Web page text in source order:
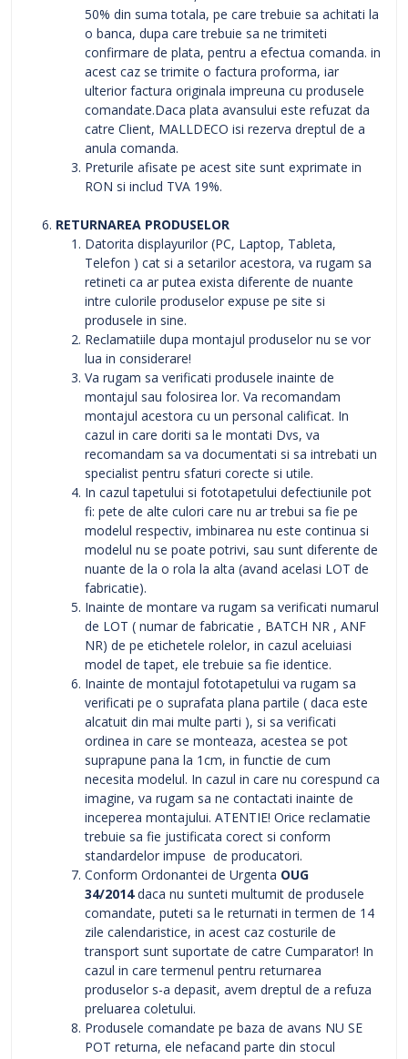
50% din suma totala, pe care trebuie sa achitati la
o banca, dupa care trebuie sa ne trimiteti
confirmare de plata, pentru a efectua comanda. in
acest caz se trimite o factura proforma, iar
ulterior factura originala impreuna cu produsele
comandate.Daca plata avansului este refuzat da
catre Client, MALLDECO isi rezerva dreptul de a
anula comanda.
Preturile afisate pe acest site sunt exprimate in
RON si includ TVA 19%.
RETURNAREA PRODUSELOR
Datorita displayurilor (PC, Laptop, Tableta,
Telefon ) cat si a setarilor acestora, va rugam sa
retineti ca ar putea exista diferente de nuante
intre culorile produselor expuse pe site si
produsele in sine.
Reclamatiile dupa montajul produselor nu se vor
lua in considerare!
Va rugam sa verificati produsele inainte de
montajul sau folosirea lor. Va recomandam
montajul acestora cu un personal calificat. In
cazul in care doriti sa le montati Dvs, va
recomandam sa va documentati si sa intrebati un
specialist pentru sfaturi corecte si utile.
In cazul tapetului si fototapetului defectiunile pot
fi: pete de alte culori care nu ar trebui sa fie pe
modelul respectiv, imbinarea nu este continua si
modelul nu se poate potrivi, sau sunt diferente de
nuante de la o rola la alta (avand acelasi LOT de
fabricatie).
Inainte de montare va rugam sa verificati numarul
de LOT ( numar de fabricatie , BATCH NR , ANF
NR) de pe etichetele rolelor, in cazul aceluiasi
model de tapet, ele trebuie sa fie identice.
Inainte de montajul fototapetului va rugam sa
verificati pe o suprafata plana partile ( daca este
alcatuit din mai multe parti ), si sa verificati
ordinea in care se monteaza, acestea se pot
suprapune pana la 1cm, in functie de cum
necesita modelul. In cazul in care nu corespund ca
imagine, va rugam sa ne contactati inainte de
inceperea montajului. ATENTIE! Orice reclamatie
trebuie sa fie justificata corect si conform
standardelor impuse de producatori.
Conform Ordonantei de Urgenta OUG
34/2014daca nu sunteti multumit de produsele
comandate, puteti sa le returnati in termen de 14
zile calendaristice, in acest caz costurile de
transport sunt suportate de catre Cumparator! In
cazul in care termenul pentru returnarea
produselor s-a depasit, avem dreptul de a refuza
preluarea coletului.
Produsele comandate pe baza de avans NU SE
POT returna, ele nefacand parte din stocul